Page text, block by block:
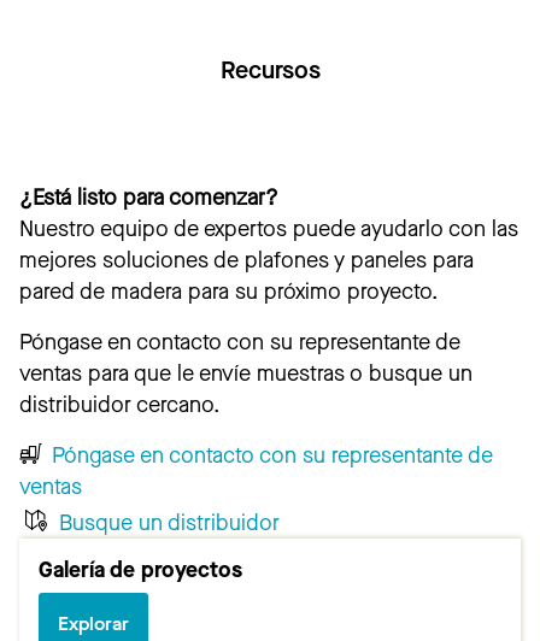
Recursos
¿Está listo para comenzar?
Nuestro equipo de expertos puede ayudarlo con las
mejores soluciones de plafones y paneles para
pared de madera para su próximo proyecto.
Póngase en contacto con su representante de
ventas para que le envíe muestras o busque un
distribuidor cercano.
Póngase en contacto con su representante de
ventas
Busque un distribuidor
Galería de proyectos
Explorar